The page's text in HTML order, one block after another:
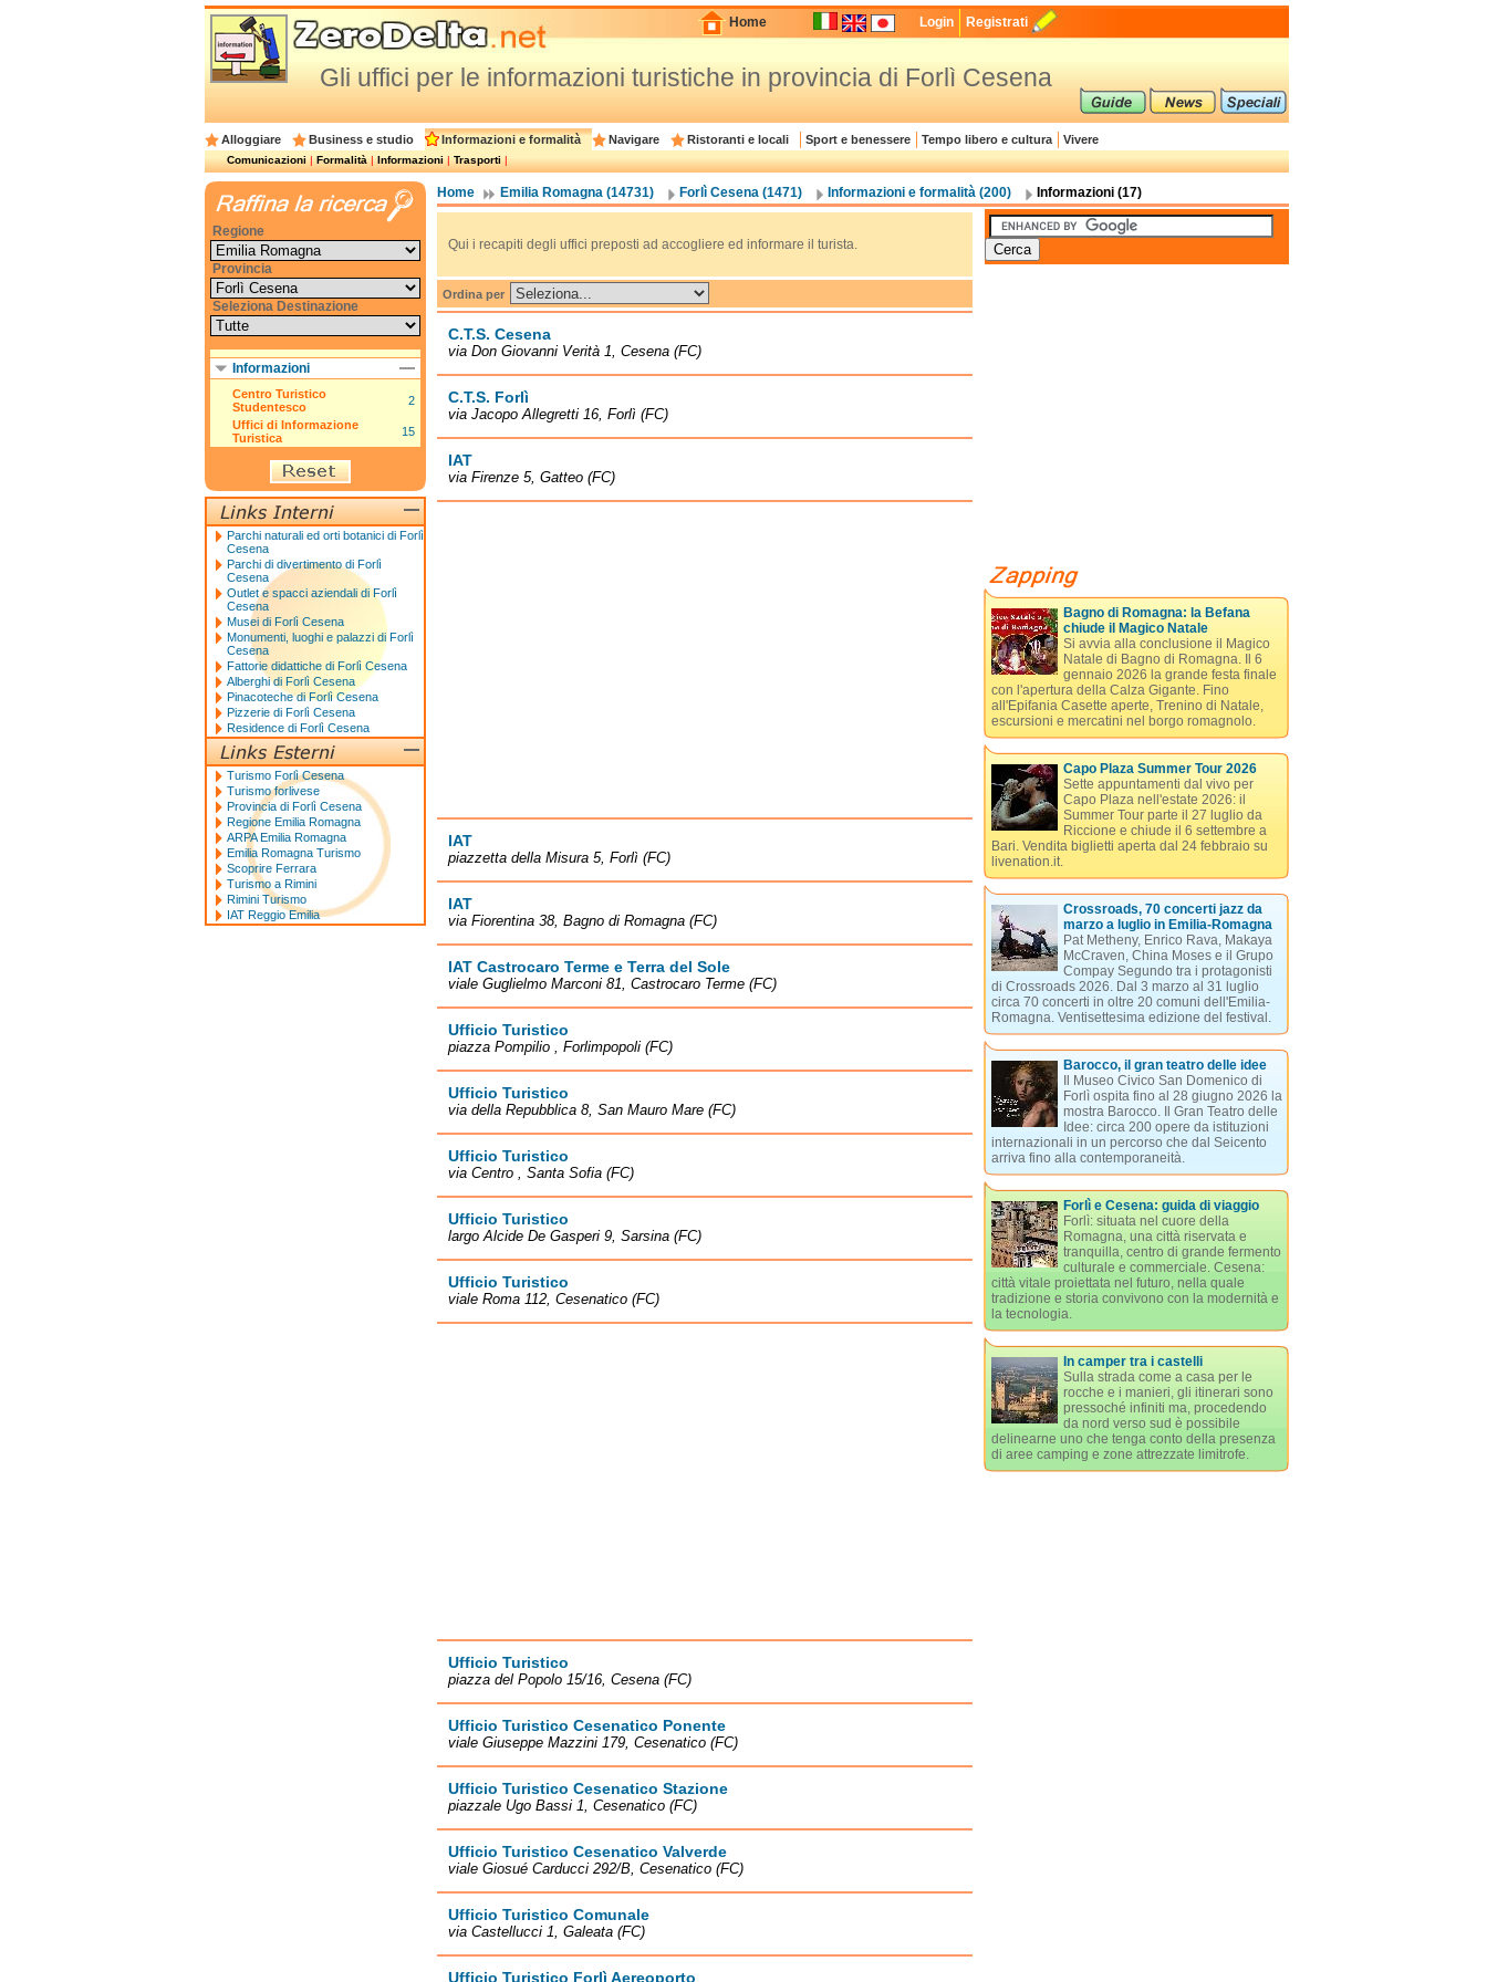
Home Login Registrati
Gli uffici per le informazioni turistiche in provincia di Forlì Cesena
Alloggiare Business e studio Informazioni e formalità Navigare Ristoranti e locali Sport e benessere Tempo libero e cultura Vivere
Comunicazioni|Formalità|Informazioni|Trasporti|
Home Emilia Romagna (14731) Forlì Cesena (1471) Informazioni e formalità (200) Informazioni (17)
Qui i recapiti degli uffici preposti ad accogliere ed informare il turista.
Ordina per
C.T.S. Cesena
via Don Giovanni Verità 1, Cesena (FC)
C.T.S. Forlì
via Jacopo Allegretti 16, Forlì (FC)
IAT
via Firenze 5, Gatteo (FC)
IAT
piazzetta della Misura 5, Forlì (FC)
IAT
via Fiorentina 38, Bagno di Romagna (FC)
IAT Castrocaro Terme e Terra del Sole
viale Guglielmo Marconi 81, Castrocaro Terme (FC)
Ufficio Turistico
piazza Pompilio , Forlimpopoli (FC)
Ufficio Turistico
via della Repubblica 8, San Mauro Mare (FC)
Ufficio Turistico
via Centro , Santa Sofia (FC)
Ufficio Turistico
largo Alcide De Gasperi 9, Sarsina (FC)
Ufficio Turistico
viale Roma 112, Cesenatico (FC)
Ufficio Turistico
piazza del Popolo 15/16, Cesena (FC)
Ufficio Turistico Cesenatico Ponente
viale Giuseppe Mazzini 179, Cesenatico (FC)
Ufficio Turistico Cesenatico Stazione
piazzale Ugo Bassi 1, Cesenatico (FC)
Ufficio Turistico Cesenatico Valverde
viale Giosué Carducci 292/B, Cesenatico (FC)
Ufficio Turistico Comunale
via Castellucci 1, Galeata (FC)
Ufficio Turistico Forlì Aereoporto
Bagno di Romagna: la Befana
chiude il Magico Natale
Si avvia alla conclusione il Magico
Natale di Bagno di Romagna. Il 6
gennaio 2026 la grande festa finale
con l'apertura della Calza Gigante. Fino
all'Epifania Casette aperte, Trenino di Natale,
escursioni e mercatini nel borgo romagnolo.
Capo Plaza Summer Tour 2026
Sette appuntamenti dal vivo per
Capo Plaza nell'estate 2026: il
Summer Tour parte il 27 luglio da
Riccione e chiude il 6 settembre a
Bari. Vendita biglietti aperta dal 24 febbraio su
livenation.it.
Crossroads, 70 concerti jazz da
marzo a luglio in Emilia-Romagna
Pat Metheny, Enrico Rava, Makaya
McCraven, China Moses e il Grupo
Compay Segundo tra i protagonisti
di Crossroads 2026. Dal 3 marzo al 31 luglio
circa 70 concerti in oltre 20 comuni dell'Emilia-
Romagna. Ventisettesima edizione del festival.
Barocco, il gran teatro delle idee
Il Museo Civico San Domenico di
Forlì ospita fino al 28 giugno 2026 la
mostra Barocco. Il Gran Teatro delle
Idee: circa 200 opere da istituzioni
internazionali in un percorso che dal Seicento
arriva fino alla contemporaneità.
Forlì e Cesena: guida di viaggio
Forlì: situata nel cuore della
Romagna, una città riservata e
tranquilla, centro di grande fermento
culturale e commerciale. Cesena:
città vitale proiettata nel futuro, nella quale
tradizione e storia convivono con la modernità e
la tecnologia.
In camper tra i castelli
Sulla strada come a casa per le
rocche e i manieri, gli itinerari sono
pressoché infiniti ma, procedendo
da nord verso sud è possibile
delinearne uno che tenga conto della presenza
di aree camping e zone attrezzate limitrofe.
Regione
Provincia
Seleziona Destinazione
Informazioni
Centro Turistico
Studentesco
2
Uffici di Informazione
Turistica
15
Parchi naturali ed orti botanici di Forlì
Cesena
Parchi di divertimento di Forlì
Cesena
Outlet e spacci aziendali di Forlì
Cesena
Musei di Forlì Cesena
Monumenti, luoghi e palazzi di Forlì
Cesena
Fattorie didattiche di Forlì Cesena
Alberghi di Forlì Cesena
Pinacoteche di Forlì Cesena
Pizzerie di Forlì Cesena
Residence di Forlì Cesena
Turismo Forlì Cesena
Turismo forlivese
Provincia di Forlì Cesena
Regione Emilia Romagna
ARPA Emilia Romagna
Emilia Romagna Turismo
Scoprire Ferrara
Turismo a Rimini
Rimini Turismo
IAT Reggio Emilia